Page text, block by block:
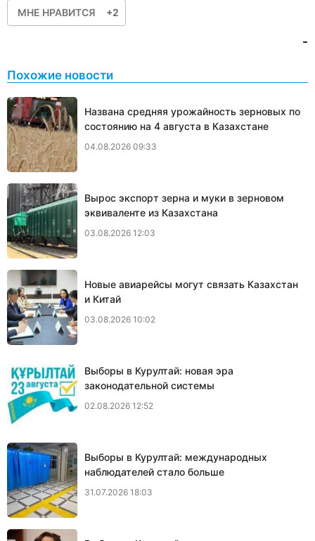
МНЕ НРАВИТСЯ +2
-
Похожие новости
Названа средняя урожайность зерновых по
состоянию на 4 августа в Казахстане
04.08.2026 09:33
Вырос экспорт зерна и муки в зерновом
эквиваленте из Казахстана
03.08.2026 12:03
Новые авиарейсы могут связать Казахстан
и Китай
03.08.2026 10:02
Выборы в Курултай: новая эра
законодательной системы
02.08.2026 12:52
Выборы в Курултай: международных
наблюдателей стало больше
31.07.2026 18:03